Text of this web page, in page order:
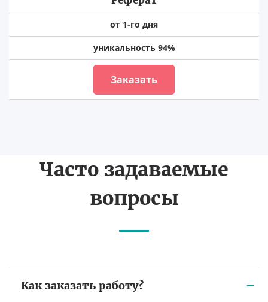
от 1-го дня
уникальность 94%
Заказать
Часто задаваемые
вопросы
Как заказать работу?